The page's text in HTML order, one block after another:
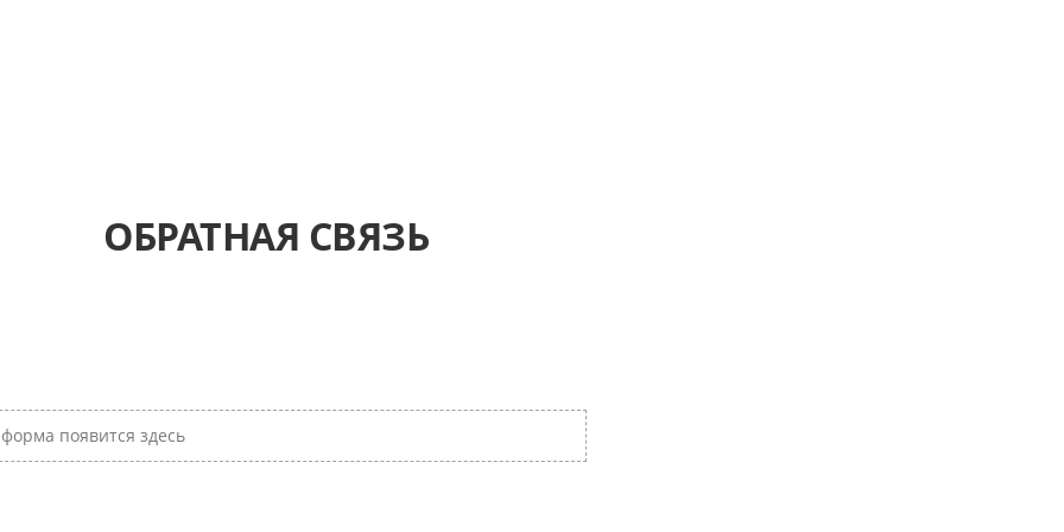
ОБРАТНАЯ СВЯЗЬ
появится здесь